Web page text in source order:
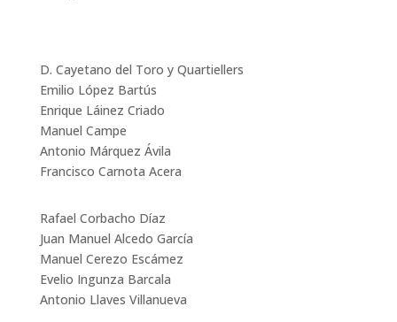
D. Cayetano del Toro y Quartiellers
Emilio López Bartús
Enrique Láinez Criado
Manuel Campe
Antonio Márquez Ávila
Francisco Carnota Acera
Rafael Corbacho Díaz
Juan Manuel Alcedo García
Manuel Cerezo Escámez
Evelio Ingunza Barcala
Antonio Llaves Villanueva